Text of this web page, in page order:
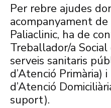
Per rebre ajudes
acompanyament
Paliaclinic, ha de
Treballador/a
serveis sanitaris
d’Atenció Primària) i
d’Atenció
suport).